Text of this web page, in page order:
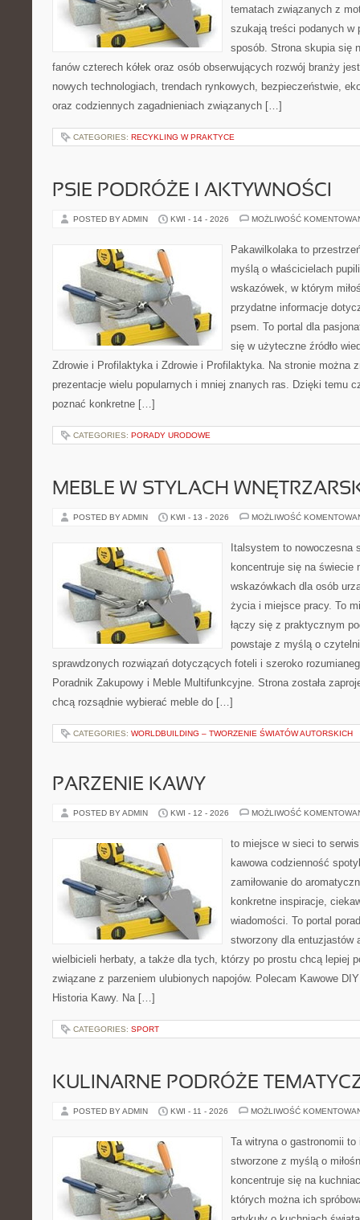
tematach związanych z
szukają treści podanych w
sposób. Strona skupia się
fanów czterech kółek oraz osób obserwujących rozwój branży
nowych technologiach, trendach rynkowych, bezpieczeństwie,
oraz codziennych zagadnieniach związanych […]
CATEGORIES: RECYKLING W PRAKTYCE
PSIE PODRÓŻE I AKTYWNOŚCI
POSTED BY ADMIN KWI - 14 - 2026 MOŻLIWOŚĆ
Pakawilkolaka to
myślą o właścicielach
wskazówek, w którym
przydatne informacje
psem. To portal dla
się w użyteczne źródło
Zdrowie i Profilaktyka i Zdrowie i Profilaktyka. Na stronie można
prezentacje wielu popularnych i mniej znanych ras. Dzięki temu
poznać konkretne […]
CATEGORIES: PORADY URODOWE
MEBLE W STYLACH
POSTED BY ADMIN KWI - 13 - 2026 MOŻLIWOŚĆ
Italsystem to nowoczesna
koncentruje się na świecie
wskazówkach dla osób
życia i miejsce pracy. To
łączy się z praktycznym
powstaje z myślą o
sprawdzonych rozwiązań dotyczących foteli i szeroko
Poradnik Zakupowy i Meble Multifunkcyjne. Strona została
chcą rozsądnie wybierać meble do […]
CATEGORIES: WORLDBUILDING – TWORZENIE ŚWIATÓW AUTORSKICH
PARZENIE KAWY
POSTED BY ADMIN KWI - 12 - 2026 MOŻLIWOŚĆ
to miejsce w sieci to
kawowa codzienność
zamiłowanie do
konkretne inspiracje,
wiadomości. To portal
stworzony dla entuzjastów
wielbicieli herbaty, a także dla tych, którzy po prostu chcą lepiej
związane z parzeniem ulubionych napojów. Polecam Kawowe
Historia Kawy. Na […]
CATEGORIES: SPORT
KULINARNE PODRÓŻE
POSTED BY ADMIN KWI - 11 - 2026 MOŻLIWOŚĆ
Ta witryna o gastronomii
stworzone z myślą o
koncentruje się na
których można ich